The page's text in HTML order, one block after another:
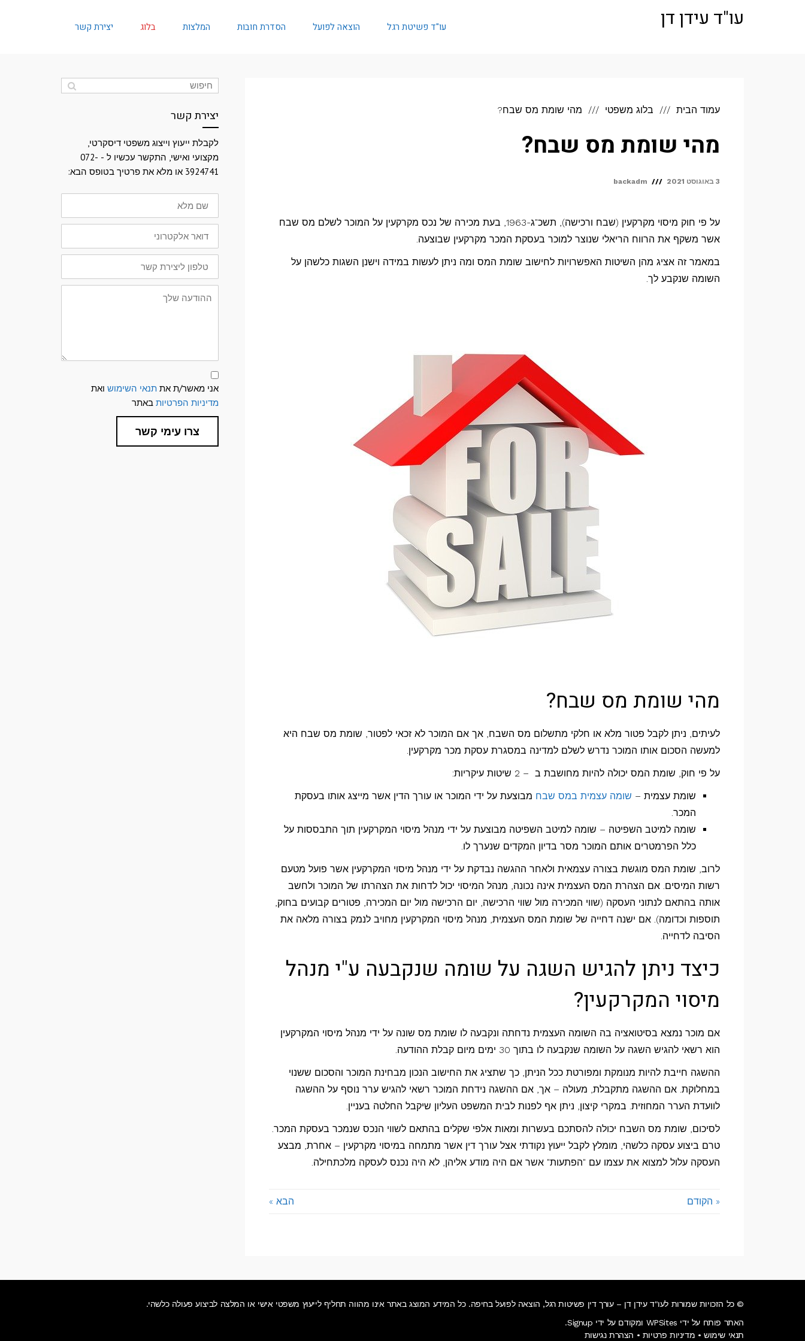
עו"ד עידן דן עו"ד פשיטת רגל הוצאה לפועל הסדרת חובות המלצות בלוג יצירת קשר
עמוד הבית בלוג משפטי מהי שומת מס שבח?
מהי שומת מס שבח?
3 באוגוסט 2021 backadm
על פי חוק מיסוי מקרקעין (שבח ורכישה), תשכ"ג-1963, בעת מכירה של נכס מקרקעין על המוכר לשלם מס שבח
אשר משקף את הרווח הריאלי שנוצר למוכר בעסקת המכר מקרקעין שבוצעה.
במאמר זה אציג מהן השיטות האפשרויות לחישוב שומת המס ומה ניתן לעשות במידה וישנן השגות כלשהן על
השומה שנקבע לך.
מהי שומת מס שבח?
לעיתים, ניתן לקבל פטור מלא או חלקי מתשלום מס השבח, אך אם המוכר לא זכאי לפטור, שומת מס שבח היא
למעשה הסכום אותו המוכר נדרש לשלם למדינה במסגרת עסקת מכר מקרקעין.
על פי חוק, שומת המס יכולה להיות מחושבת ב – 2 שיטות עיקריות:
שומת עצמית – שומה עצמית במס שבח מבוצעת על ידי המוכר או עורך הדין אשר מייצג אותו בעסקת
המכר.
שומה למיטב השפיטה – שומה למיטב השפיטה מבוצעת על ידי מנהל מיסוי המקרקעין תוך התבססות על
כלל הפרמטרים אותם המוכר מסר בדיון המקדים שנערך לו.
לרוב, שומת המס מוגשת בצורה עצמאית ולאחר ההגשה נבדקת על ידי מנהל מיסוי המקרקעין אשר פועל מטעם
רשות המיסים. אם הצהרת המס העצמית אינה נכונה, מנהל המיסוי יכול לדחות את הצהרתו של המוכר ולחשב
אותה בהתאם לנתוני העסקה (שווי המכירה מול שווי הרכישה, יום הרכישה מול יום המכירה, פטורים קבועים בחוק,
תוספות וכדומה). אם ישנה דחייה של שומת המס העצמית, מנהל מיסוי המקרקעין מחויב לנמק בצורה מלאה את
הסיבה לדחייה.
כיצד ניתן להגיש השגה על שומה שנקבעה ע"י מנהל
מיסוי המקרקעין?
אם מוכר נמצא בסיטואציה בה השומה העצמית נדחתה ונקבעה לו שומת מס שונה על ידי מנהל מיסוי המקרקעין
הוא רשאי להגיש השגה על השומה שנקבעה לו בתוך 30 ימים מיום קבלת ההודעה.
ההשגה חייבת להיות מנומקת ומפורטת ככל הניתן, כך שתציג את החישוב הנכון מבחינת המוכר והסכום ששנוי
במחלוקת. אם ההשגה מתקבלת, מעולה – אך, אם ההשגה נידחת המוכר רשאי להגיש ערר נוסף על ההשגה
לוועדת הערר המחוזית. במקרי קיצון, ניתן אף לפנות לבית המשפט העליון שיקבל החלטה בעניין.
לסיכום, שומת מס השבח יכולה להסתכם בעשרות ומאות אלפי שקלים בהתאם לשווי הנכס שנמכר בעסקת המכר.
טרם ביצוע עסקה כלשהי, מומלץ לקבל ייעוץ נקודתי אצל עורך דין אשר מתמחה במיסוי מקרקעין – אחרת, מבצע
העסקה עלול למצוא את עצמו עם "הפתעות" אשר אם היה מודע אליהן, לא היה נכנס לעסקה מלכתחילה.
« הקודם הבא »
יצירת קשר
לקבלת ייעוץ וייצוג משפטי דיסקרטי,
מקצועי ואישי, התקשר עכשיו ל - 072-
3924741 או מלא את פרטיך בטופס הבא:
שם
מלא
דואר
אלקטרוני
טלפון
ליצירת
קשר
ההודעה
שלך
תנאי
שימוש
ומדיניות
פרטיות
אני מאשר/ת אתתנאי השימוש ואת
מדיניות הפרטיות באתר
צרו עימי קשר
© כל הזכויות שמורות לעו"ד עידן דן – עורך דין פשיטות רגל, הוצאה לפועל בחיפה. כל המידע המוצג באתר אינו מהווה תחליף לייעוץ משפטי אישי או המלצה לביצוע פעולה כלשהי.
האתר פותח על ידי WPSites ומקודם על ידי Signup.
תנאי שימוש • מדיניות פרטיות • הצהרת נגישות